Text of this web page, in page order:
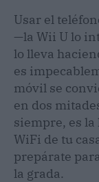
Usar el
—la Wii U lo
lo lleva
es
móvil se
en dos
siempre, es
WiFi de tu
prepárate
la grada.